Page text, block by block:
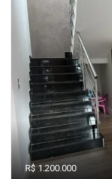
R$ 1.200.000